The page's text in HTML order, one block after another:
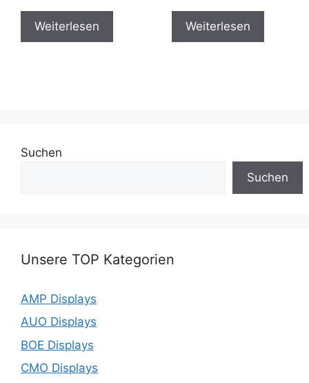
Weiterlesen Weiterlesen
Suchen
Suchen
Unsere TOP Kategorien
AMP Displays
AUO Displays
BOE Displays
CMO Displays